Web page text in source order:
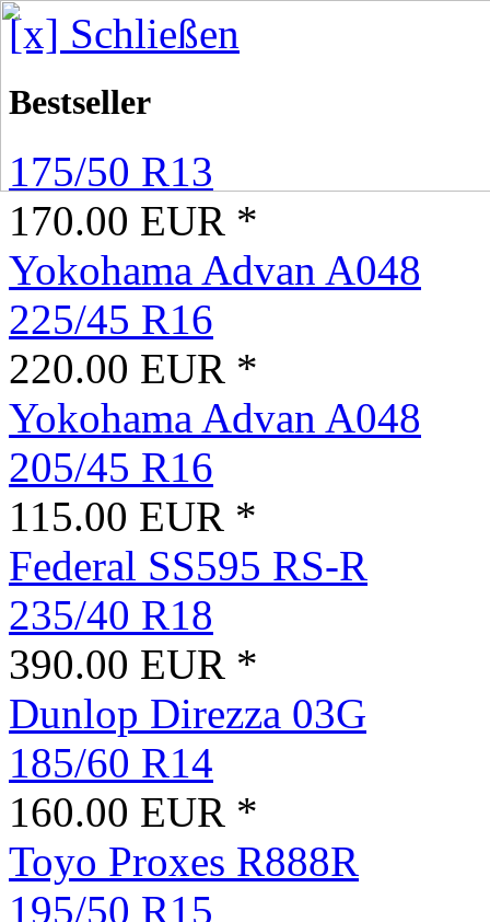
[x] Schließen
Bestseller
175/50 R13
170.00 EUR *
Yokohama Advan A048
225/45 R16
220.00 EUR *
Yokohama Advan A048
205/45 R16
115.00 EUR *
Federal SS595 RS-R
235/40 R18
390.00 EUR *
Dunlop Direzza 03G
185/60 R14
160.00 EUR *
Toyo Proxes R888R
195/50 R15